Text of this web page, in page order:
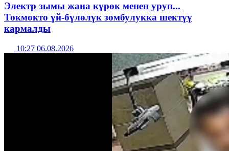
Электр зымы жана күрөк менен уруп...
Токмокто үй-бүлөлүк зомбулукка шектүү
кармалды
10:27 06.08.2026